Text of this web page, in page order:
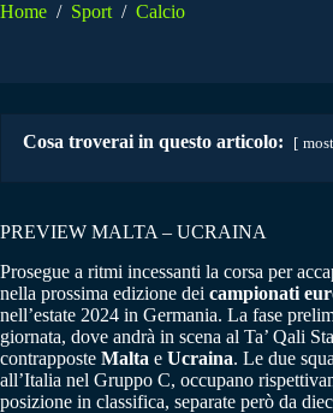
Home / Sport / Calcio
Cosa troverai in questo articolo:
PREVIEW MALTA – UCRAINA
Prosegue a ritmi incessanti la corsa per
nella prossima edizione dei campionati
nell’estate 2024 in Germania. La fase
giornata, dove andrà in scena al Ta’ Qali
contrapposte Malta e Ucraina. Le due
all’Italia nel Gruppo C, occupano
posizione in classifica, separate però da